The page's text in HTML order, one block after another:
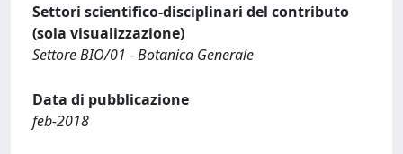
Settori scientifico-disciplinari del contributo
(sola visualizzazione)
Settore BIO/01 - Botanica Generale
Data di pubblicazione
feb-2018